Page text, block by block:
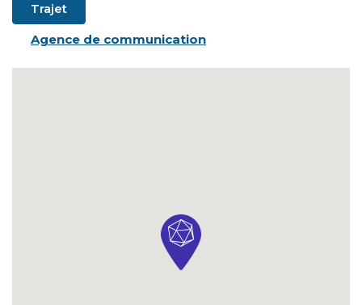
Trajet
Agence de communication